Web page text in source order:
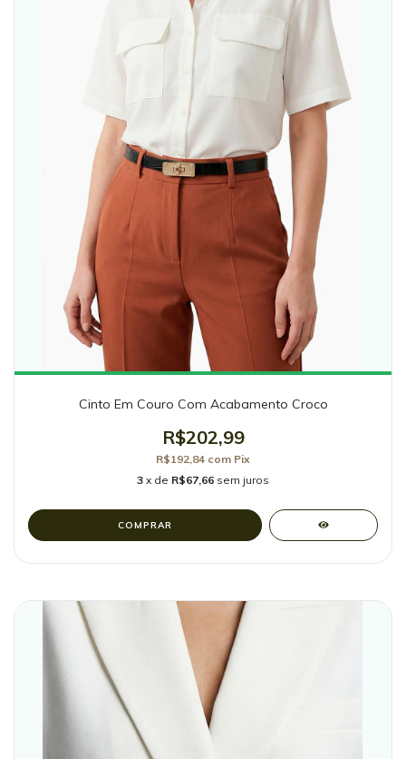
Cinto Em Couro Com Acabamento Croco
R$202,99
R$192,84 com Pix
3 x de R$67,66 sem juros
COMPRAR